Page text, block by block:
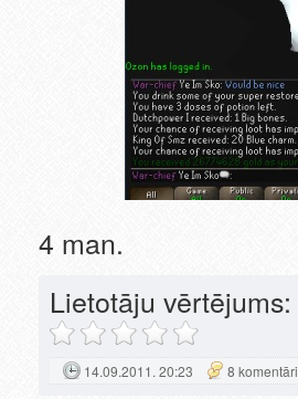
4 man.
Lietotāju vērtējums:
14.09.2011. 20:23 8 komentāri